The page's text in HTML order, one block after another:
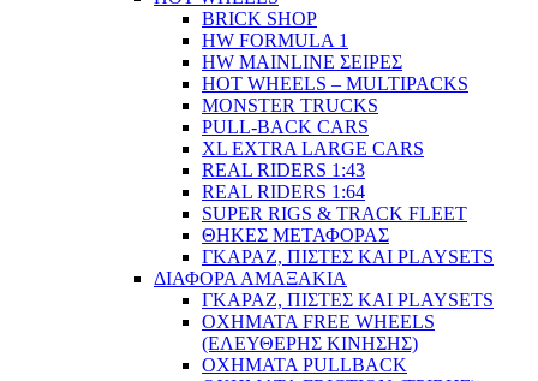
BRICK SHOP
HW FORMULA 1
HW MAINLINE ΣΕΙΡΕΣ
HOT WHEELS – MULTIPACKS
MONSTER TRUCKS
PULL-BACK CARS
XL EXTRA LARGE CARS
REAL RIDERS 1:43
REAL RIDERS 1:64
SUPER RIGS & TRACK FLEET
ΘΗΚΕΣ ΜΕΤΑΦΟΡΑΣ
ΓΚΑΡΑΖ, ΠΙΣΤΕΣ ΚΑΙ PLAYSETS
ΔΙΑΦΟΡΑ ΑΜΑΞΑΚΙΑ
ΓΚΑΡΑΖ, ΠΙΣΤΕΣ ΚΑΙ PLAYSETS
ΟΧΗΜΑΤΑ FREE WHEELS
(ΕΛΕΥΘΕΡΗΣ ΚΙΝΗΣΗΣ)
ΟΧΗΜΑΤΑ PULLBACK